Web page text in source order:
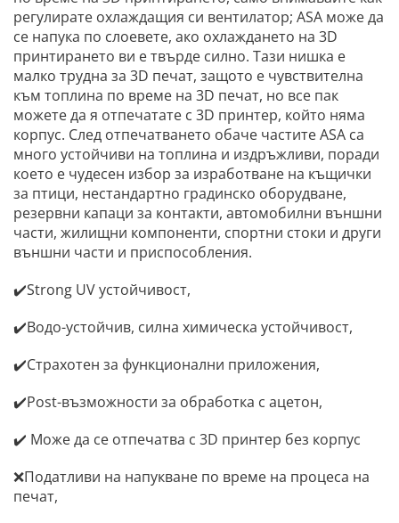
регулирате охлаждащия си вентилатор; ASA може да
се напука по слоевете, ако охлаждането на 3D
принтирането ви е твърде силно. Тази нишка е
малко трудна за 3D печат, защото е чувствителна
към топлина по време на 3D печат, но все пак
можете да я отпечатате с 3D принтер, който няма
корпус. След отпечатването обаче частите ASA са
много устойчиви на топлина и издръжливи, поради
което е чудесен избор за изработване на къщички
за птици, нестандартно градинско оборудване,
резервни капаци за контакти, автомобилни външни
части, жилищни компоненти, спортни стоки и други
външни части и приспособления.
✔️Strong UV устойчивост,
✔️Водо-устойчив, силна химическа устойчивост,
✔️Страхотен за функционални приложения,
✔️Post-възможности за обработка с ацетон,
✔️ Може да се отпечатва с 3D принтер без корпус
❌Податливи на напукване по време на процеса на
печат,